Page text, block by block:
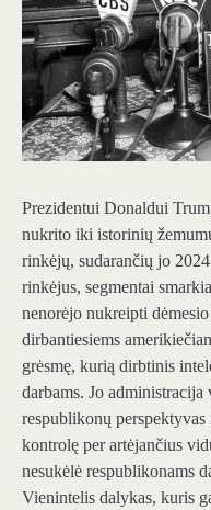
Prezidentui Donaldui
nukrito iki istorinių
rinkėjų, sudarančių jo
rinkėjus, segmentai
nenorėjo nukreipti
dirbantiesiems
grėsmę, kurią dirbtinis
darbams. Jo
respublikonų
kontrolę per artėjančius
nesukėlė respublikonams
Vienintelis dalykas, kuris